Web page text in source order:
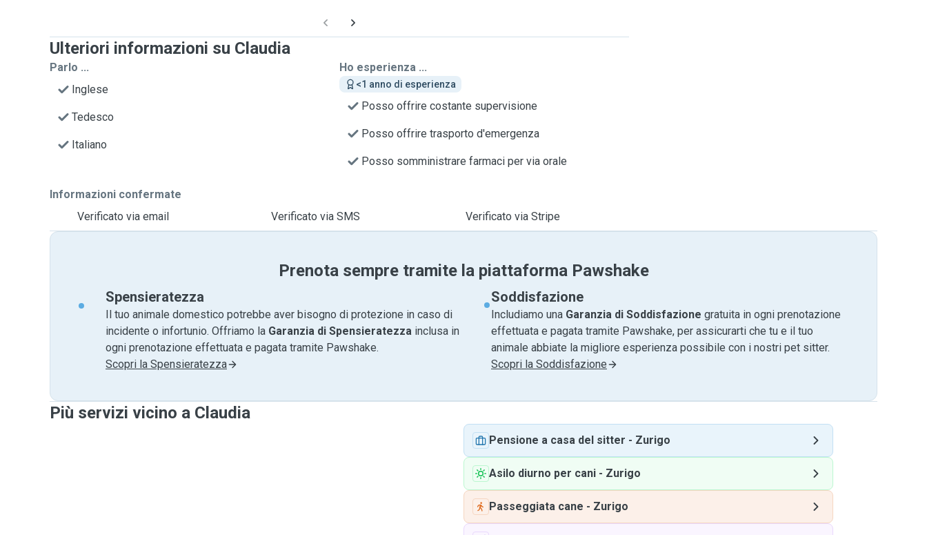
Ulteriori informazioni su Claudia
Parlo ...
Inglese
Tedesco
Italiano
Ho esperienza ...
<1 anno di esperienza
Posso offrire costante supervisione
Posso offrire trasporto d'emergenza
Posso somministrare farmaci per via orale
Informazioni confermate
Verificato via email
Verificato via SMS Verificato via Stripe
Prenota sempre tramite la piattaforma Pawshake
Spensieratezza
Il tuo animale domestico potrebbe aver bisogno di protezione in caso di
incidente o infortunio. Offriamo la Garanzia di Spensieratezza inclusa in
ogni prenotazione effettuata e pagata tramite Pawshake.
Scopri la Spensieratezza
Soddisfazione
Includiamo una Garanzia di Soddisfazione gratuita in ogni prenotazione
effettuata e pagata tramite Pawshake, per assicurarti che tu e il tuo
animale abbiate la migliore esperienza possibile con i nostri pet sitter.
Scopri la Soddisfazione
Più servizi vicino a Claudia
Pensione a casa del sitter - Zurigo
Asilo diurno per cani - Zurigo
Passeggiata cane - Zurigo